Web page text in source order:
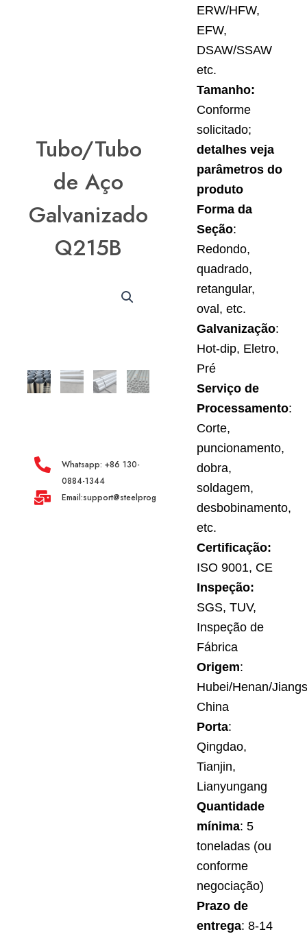
Tubo/Tubo
de Aço
Galvanizado
Q215B
Whatsapp: +86 130-
0884-1344
Email:support@steelprogroup.com
ERW/HFW,
EFW,
DSAW/SSAW
etc.
Tamanho:
Conforme
solicitado;
detalhes veja
parâmetros do
produto
Forma da
Seção:
Redondo,
quadrado,
retangular,
oval, etc.
Galvanização:
Hot-dip, Eletro,
Pré
Serviço de
Processamento:
Corte,
puncionamento,
dobra,
soldagem,
desbobinamento,
etc.
Certificação:
ISO 9001, CE
Inspeção:
SGS, TUV,
Inspeção de
Fábrica
Origem:
Hubei/Henan/
China
Porta:
Qingdao,
Tianjin,
Lianyungang
Quantidade
mínima: 5
toneladas (ou
conforme
negociação)
Prazo de
entrega: 8-14